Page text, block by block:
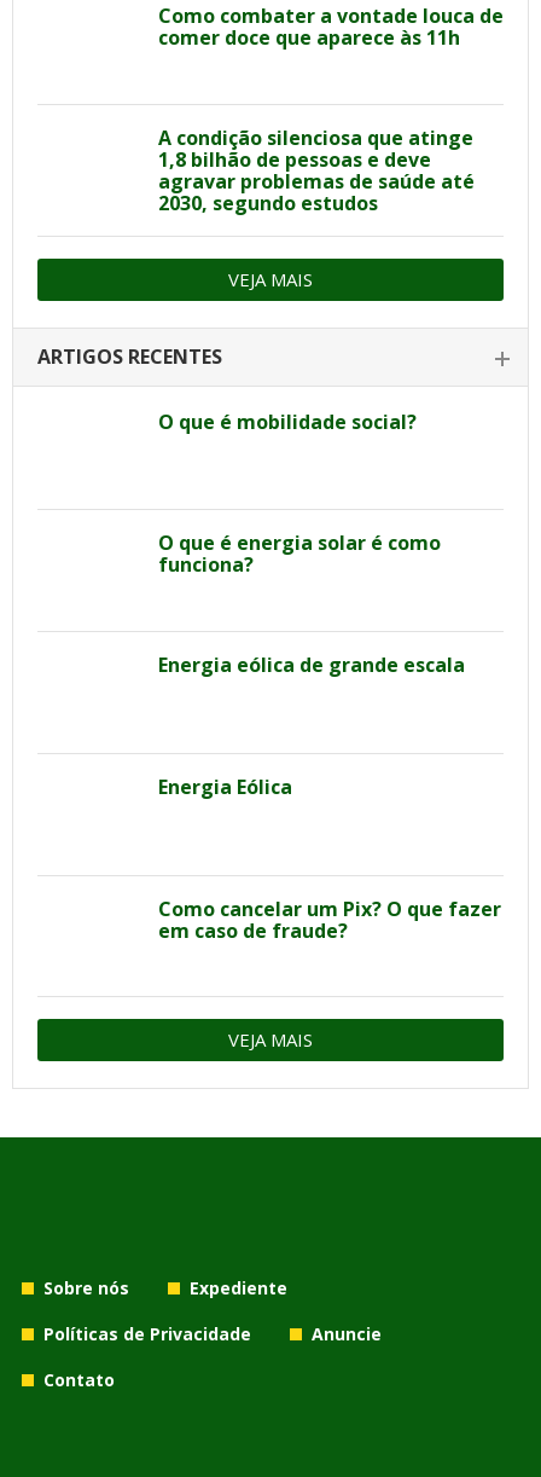
Como combater a vontade louca de
comer doce que aparece às 11h
A condição silenciosa que atinge
1,8 bilhão de pessoas e deve
agravar problemas de saúde até
2030, segundo estudos
VEJA MAIS
ARTIGOS RECENTES
O que é mobilidade social?
O que é energia solar é como
funciona?
Energia eólica de grande escala
Energia Eólica
Como cancelar um Pix? O que fazer
em caso de fraude?
VEJA MAIS
Sobre nós
Expediente
Políticas de Privacidade
Anuncie
Contato